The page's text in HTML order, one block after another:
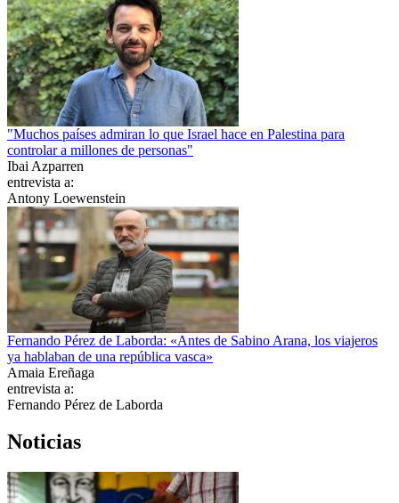
"Muchos países admiran lo que Israel hace en Palestina para
controlar a millones de personas"
Ibai Azparren
entrevista a:
Antony Loewenstein
Fernando Pérez de Laborda: «Antes de Sabino Arana, los viajeros
ya hablaban de una república vasca»
Amaia Ereñaga
entrevista a:
Fernando Pérez de Laborda
Noticias